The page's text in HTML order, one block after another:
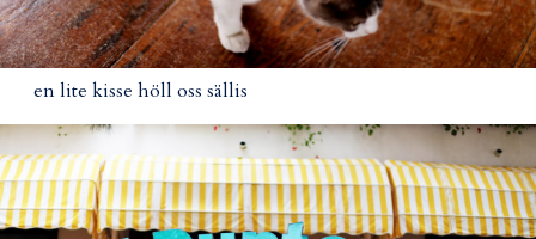
en lite kisse höll oss sällis